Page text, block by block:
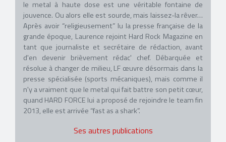
le metal à haute dose est une véritable fontaine de
jouvence. Ou alors elle est sourde, mais laissez-la rêver…
Après avoir “religieusement” lu la presse française de la
grande époque, Laurence rejoint Hard Rock Magazine en
tant que journaliste et secrétaire de rédaction, avant
d'en devenir brièvement rédac' chef. Débarquée et
résolue à changer de milieu, LF œuvre désormais dans la
presse spécialisée (sports mécaniques), mais comme il
n'y a vraiment que le metal qui fait battre son petit cœur,
quand HARD FORCE lui a proposé de rejoindre le team fin
2013, elle est arrivée “fast as a shark”.
Ses autres publications